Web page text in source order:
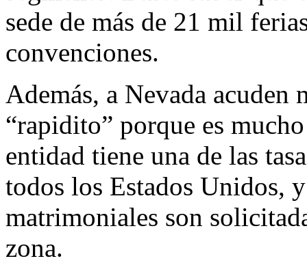
sede de más de 21 mil
convenciones.
Además, a Nevada acuden
“rapidito” porque es
entidad tiene una de las
todos los Estados Unidos,
matrimoniales son
zona.